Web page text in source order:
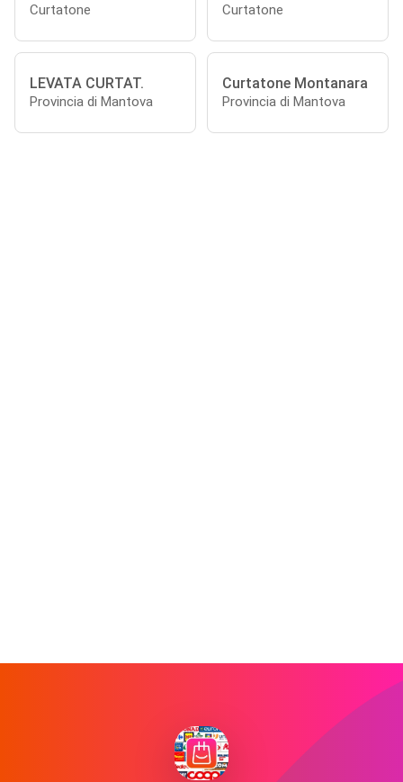
Curtatone Curtatone
LEVATA CURTAT.
Provincia di Mantova
Curtatone Montanara
Provincia di Mantova